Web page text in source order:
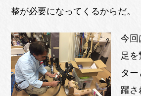
整が必要になってくるからだ。
今回
足
タ
躍さ